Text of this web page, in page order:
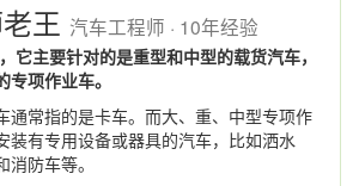
王 汽车工程师 · 10年经验
它主要针对的是重型和中型的载货汽车，
项作业车。
通常指的是卡车。而大、重、中型专项作
装有专用设备或器具的汽车，比如洒水
防车等。